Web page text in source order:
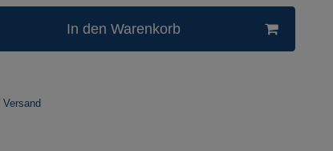
In den Warenkorb
Versand